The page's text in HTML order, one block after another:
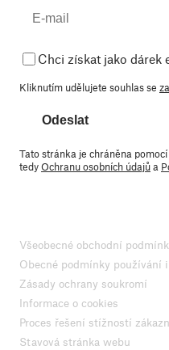
Chci získat jako dárek
Kliknutím udělujete souhlas se
Odeslat
Tato stránka je chráněna
tedyOchranu osobních údajůa
Všeobecné obchodní
Obecné podmínky používání
Zásady ochrany soukromí
Informace o cookies
Proces řešení stížností
Stavová stránka webu